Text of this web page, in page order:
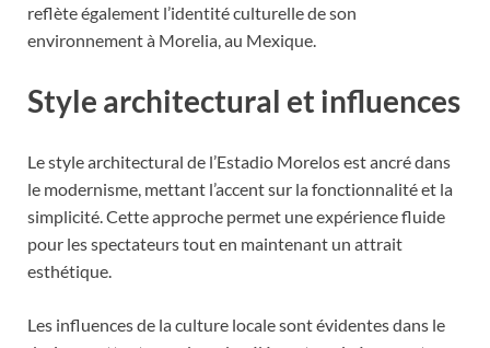
reflète également l’identité culturelle de son
environnement à Morelia, au Mexique.
Style architectural et influences
Le style architectural de l’Estadio Morelos est ancré dans
le modernisme, mettant l’accent sur la fonctionnalité et la
simplicité. Cette approche permet une expérience fluide
pour les spectateurs tout en maintenant un attrait
esthétique.
Les influences de la culture locale sont évidentes dans le